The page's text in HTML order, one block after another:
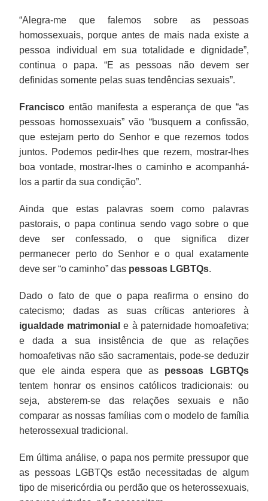
“Alegra-me que falemos sobre as pessoas
homossexuais, porque antes de mais nada existe a
pessoa individual em sua totalidade e dignidade”,
continua o papa. “E as pessoas não devem ser
definidas somente pelas suas tendências sexuais”.
Francisco então manifesta a esperança de que “as
pessoas homossexuais” vão “busquem a confissão,
que estejam perto do Senhor e que rezemos todos
juntos. Podemos pedir-lhes que rezem, mostrar-lhes
boa vontade, mostrar-lhes o caminho e acompanhá-
los a partir da sua condição”.
Ainda que estas palavras soem como palavras
pastorais, o papa continua sendo vago sobre o que
deve ser confessado, o que significa dizer
permanecer perto do Senhor e o qual exatamente
deve ser “o caminho” das pessoas LGBTQs.
Dado o fato de que o papa reafirma o ensino do
catecismo; dadas as suas críticas anteriores à
igualdade matrimonial e à paternidade homoafetiva;
e dada a sua insistência de que as relações
homoafetivas não são sacramentais, pode-se deduzir
que ele ainda espera que as pessoas LGBTQs
tentem honrar os ensinos católicos tradicionais: ou
seja, absterem-se das relações sexuais e não
comparar as nossas famílias com o modelo de família
heterossexual tradicional.
Em última análise, o papa nos permite pressupor que
as pessoas LGBTQs estão necessitadas de algum
tipo de misericórdia ou perdão que os heterossexuais,